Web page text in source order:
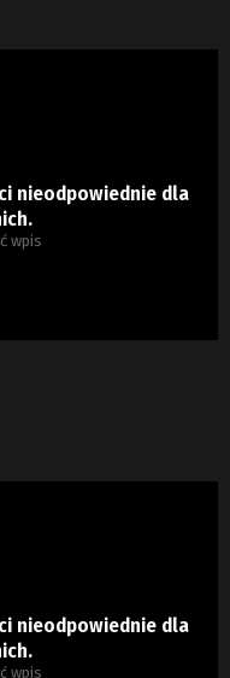
nieodpowiednie dla
wpis
nieodpowiednie dla
wpis